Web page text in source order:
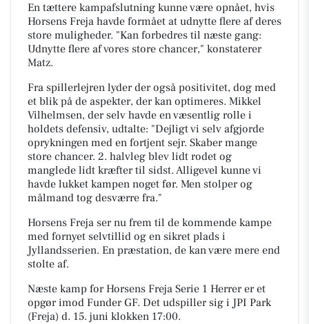
En tættere kampafslutning kunne være opnået, hvis
Horsens Freja havde formået at udnytte flere af deres
store muligheder. "Kan forbedres til næste gang:
Udnytte flere af vores store chancer," konstaterer
Matz.
Fra spillerlejren lyder der også positivitet, dog med
et blik på de aspekter, der kan optimeres. Mikkel
Vilhelmsen, der selv havde en væsentlig rolle i
holdets defensiv, udtalte: "Dejligt vi selv afgjorde
oprykningen med en fortjent sejr. Skaber mange
store chancer. 2. halvleg blev lidt rodet og
manglede lidt kræfter til sidst. Alligevel kunne vi
havde lukket kampen noget før. Men stolper og
målmand tog desværre fra."
Horsens Freja ser nu frem til de kommende kampe
med fornyet selvtillid og en sikret plads i
Jyllandsserien. En præstation, de kan være mere end
stolte af.
Næste kamp for Horsens Freja Serie 1 Herrer er et
opgør imod Funder GF. Det udspiller sig i JPI Park
(Freja) d. 15. juni klokken 17:00.